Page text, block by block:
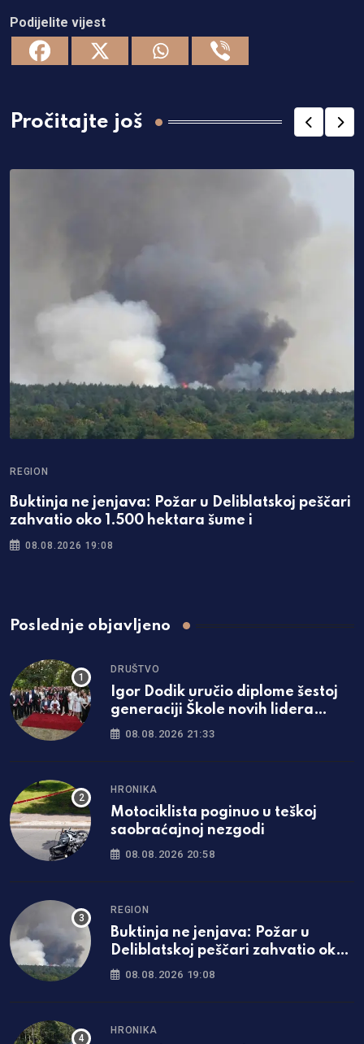
Podijelite vijest
Pročitajte još
REGION
Buktinja ne jenjava: Požar u Deliblatskoj peščari
zahvatio oko 1.500 hektara šume i
08.08.2026 19:08
Poslednje objavljeno
DRUŠTVO
Igor Dodik uručio diplome šestoj
generaciji Škole novih lidera
SNSD-a: „Za Srpsku se najviše
08.08.2026 21:33
HRONIKA
Motociklista poginuo u teškoj
saobraćajnoj nezgodi
08.08.2026 20:58
REGION
Buktinja ne jenjava: Požar u
Deliblatskoj peščari zahvatio oko
1.500 hektara šume i niskog
08.08.2026 19:08
HRONIKA